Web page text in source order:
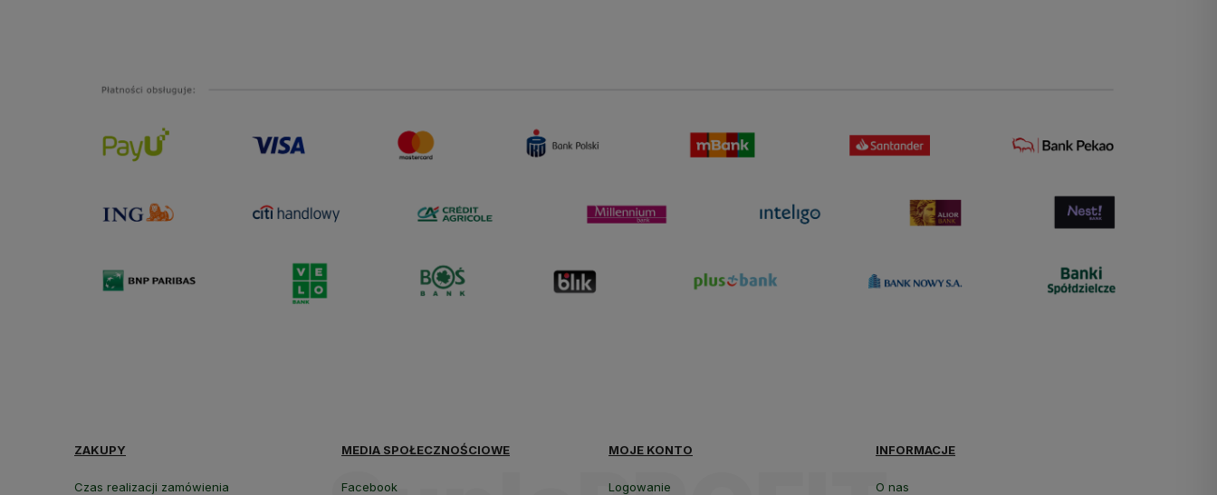
ZAKUPY
Czas realizacji zamówienia
MEDIA SPOŁECZNOŚCIOWE
Facebook
MOJE KONTO
Logowanie
INFORMACJE
O nas